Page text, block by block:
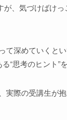
、気づけばけ
て深めていくと
思考のヒント”
実際の受講生が